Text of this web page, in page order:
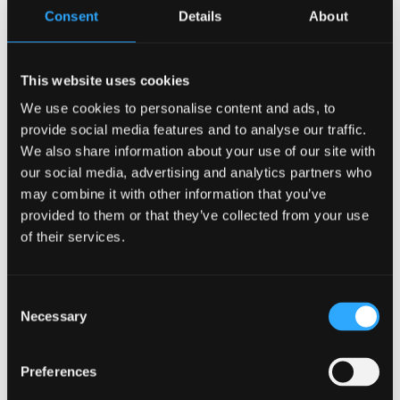
Consent Details About
This website uses cookies
We use cookies to personalise content and ads, to
provide social media features and to analyse our traffic.
We also share information about your use of our site with
our social media, advertising and analytics partners who
may combine it with other information that you’ve
provided to them or that they’ve collected from your use
of their services.
Selection
Necessary
Preferences
Amser: 10:30am – 11:30am
Lleoliad: Neuadd Powis
Cyswllt: Ingrid Pedersen
COFRESTU YMA
a darlleniadau gan ysgolion lleol, aelodau o'r
Myfyrwyr, y Tîm Caplaniaeth, ynghyd â staff y